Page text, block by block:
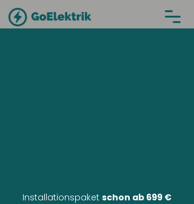
Installationspaket schon ab 699 €